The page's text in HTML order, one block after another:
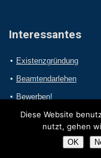
Interessantes
Existenzgründung
Beamtendarlehen
Bewerben!
2017 Online-
Diese Website
nutzt, gehen
OK